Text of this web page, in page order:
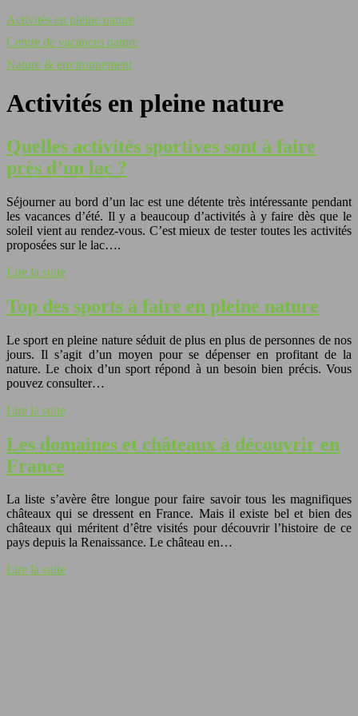
Activités en pleine nature
Centre de vacances nature
Nature & environnement
Activités en pleine nature
Quelles activités sportives sont à faire
près d’un lac ?
Séjourner au bord d’un lac est une détente très intéressante pendant
les vacances d’été. Il y a beaucoup d’activités à y faire dès que le
soleil vient au rendez-vous. C’est mieux de tester toutes les activités
proposées sur le lac….
Lire la suite
Top des sports à faire en pleine nature
Le sport en pleine nature séduit de plus en plus de personnes de nos
jours. Il s’agit d’un moyen pour se dépenser en profitant de la
nature. Le choix d’un sport répond à un besoin bien précis. Vous
pouvez consulter…
Lire la suite
Les domaines et châteaux à découvrir en
France
La liste s’avère être longue pour faire savoir tous les magnifiques
châteaux qui se dressent en France. Mais il existe bel et bien des
châteaux qui méritent d’être visités pour découvrir l’histoire de ce
pays depuis la Renaissance. Le château en…
Lire la suite